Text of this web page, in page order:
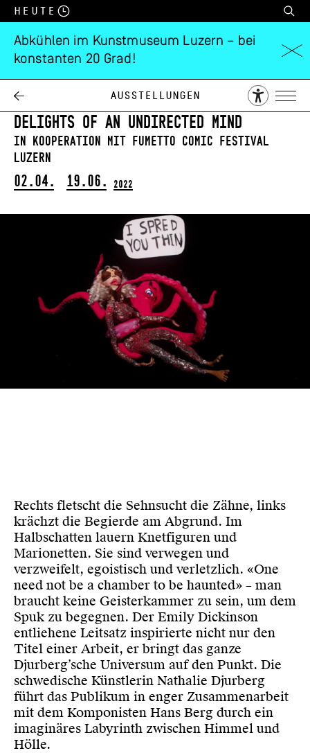
Heute
Abkühlen im Kunstmuseum Luzern – bei
konstanten 20 Grad!
Ausstellungen
Nathalie Djurberg
& Hans Berg
Delights of an Undirected Mind
In Kooperation mit Fumetto Comic Festival
Luzern
02.04. 19.06. 2022
Rechts fletscht die Sehnsucht die Zähne, links
krächzt die Begierde am Abgrund. Im
Halbschatten lauern Knetfiguren und
Marionetten. Sie sind verwegen und
verzweifelt, egoistisch und verletzlich. «One
need not be a chamber to be haunted» – man
braucht keine Geisterkammer zu sein, um dem
Spuk zu begegnen. Der Emily Dickinson
entliehene Leitsatz inspirierte nicht nur den
Titel einer Arbeit, er bringt das ganze
Djurberg’sche Universum auf den Punkt. Die
schwedische Künstlerin Nathalie Djurberg
führt das Publikum in enger Zusammenarbeit
mit dem Komponisten Hans Berg durch ein
imaginäres Labyrinth zwischen Himmel und
Hölle.